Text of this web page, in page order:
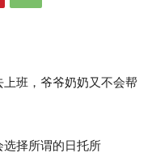
班，爷爷奶奶又不会帮
择所谓的日托所